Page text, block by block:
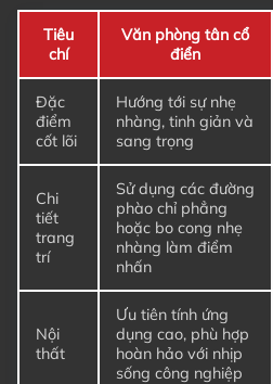
Tiêu
chí
Văn phòng tân cổ
điển
Đặc
điểm
cốt lõi
Hướng tới sự nhẹ
nhàng, tinh giản và
sang trọng
Chi
tiết
trang
trí
Sử dụng các đường
phào chỉ phẳng
hoặc bo cong nhẹ
nhàng làm điểm
nhấn
Nội
thất
Ưu tiên tính ứng
dụng cao, phù hợp
hoàn hảo với nhịp
sống công nghiệp